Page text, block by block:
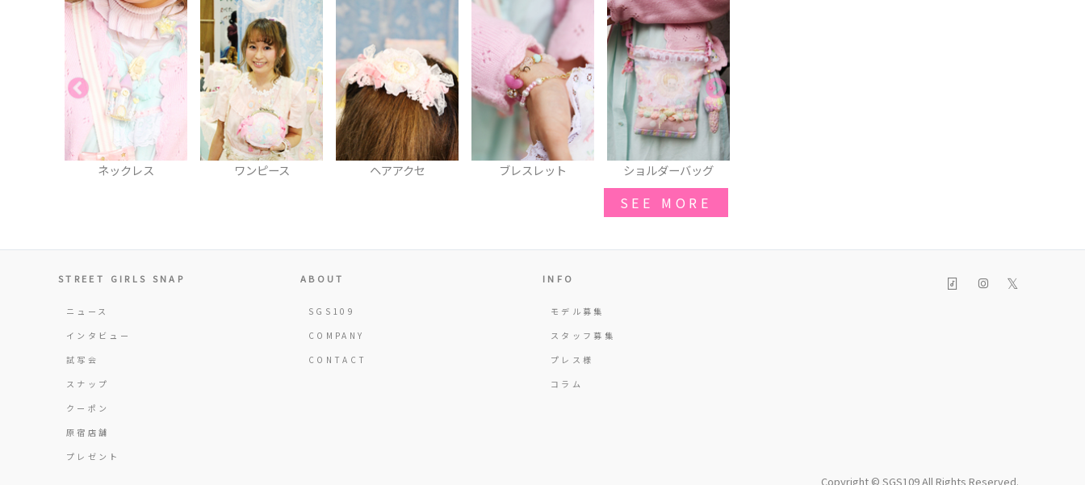
ワンピース ヘアアクセ ブレスレット ショルダーバッグ ブローチ
SEE MORE
STREET GIRLS SNAP
ニュース
インタビュー
試写会
スナップ
クーポン
原宿店舗
プレゼント
ABOUT
SGS109
COMPANY
CONTACT
INFO
モデル募集
スタッフ募集
プレス様
コラム
𝕏
Copyright © SGS109 All Rights Reserved.